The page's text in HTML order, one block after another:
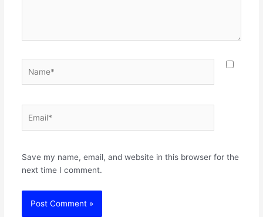
Save my name, email, and website in this browser for the
next time I comment.